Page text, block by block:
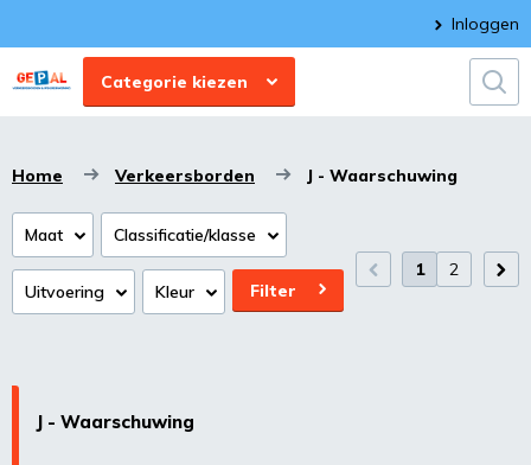
Inloggen
Categorie kiezen
Home Verkeersborden J - Waarschuwing
Maat Classificatie/klasse
Uitvoering Kleur Filter
1 2
J - Waarschuwing